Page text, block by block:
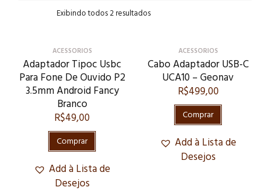
Exibindo todos 2 resultados
ACESSORIOS
Adaptador Tipoc Usbc
Para Fone De Ouvido P2
3.5mm Android Fancy
Branco
R$49,00
Comprar
Add à Lista de
Desejos
ACESSORIOS
Cabo Adaptador USB-C
UCA10 – Geonav
R$499,00
Comprar
Add à Lista de
Desejos